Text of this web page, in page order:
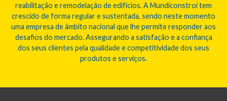
reabilitação e remodelação de edifícios. A Mundiconstroi tem
crescido de forma regular e sustentada, sendo neste momento
uma empresa de âmbito nacional que lhe permite responder aos
desafios do mercado. Assegurando a satisfação e a confiança
dos seus clientes pela qualidade e competitividade dos seus
produtos e serviços.